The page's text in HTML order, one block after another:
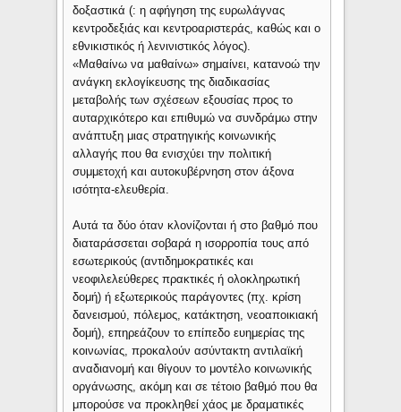
δοξαστικά (: η αφήγηση της ευρωλάγνας
κεντροδεξιάς και κεντροαριστεράς, καθώς και ο
εθνικιστικός ή λενινιστικός λόγος).
«Μαθαίνω να μαθαίνω» σημαίνει, κατανοώ την
ανάγκη εκλογίκευσης της διαδικασίας
μεταβολής των σχέσεων εξουσίας προς το
αυταρχικότερο και επιθυμώ να συνδράμω στην
ανάπτυξη μιας στρατηγικής κοινωνικής
αλλαγής που θα ενισχύει την πολιτική
συμμετοχή και αυτοκυβέρνηση στον άξονα
ισότητα-ελευθερία.
Αυτά τα δύο όταν κλονίζονται ή στο βαθμό που
διαταράσσεται σοβαρά η ισορροπία τους από
εσωτερικούς (αντιδημοκρατικές και
νεοφιλελεύθερες πρακτικές ή ολοκληρωτική
δομή) ή εξωτερικούς παράγοντες (πχ. κρίση
δανεισμού, πόλεμος, κατάκτηση, νεοαποικιακή
δομή), επηρεάζουν το επίπεδο ευημερίας της
κοινωνίας, προκαλούν ασύντακτη αντιλαϊκή
αναδιανομή και θίγουν το μοντέλο κοινωνικής
οργάνωσης, ακόμη και σε τέτοιο βαθμό που θα
μπορούσε να προκληθεί χάος με δραματικές